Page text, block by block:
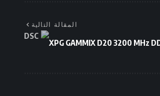
المقالة التالية